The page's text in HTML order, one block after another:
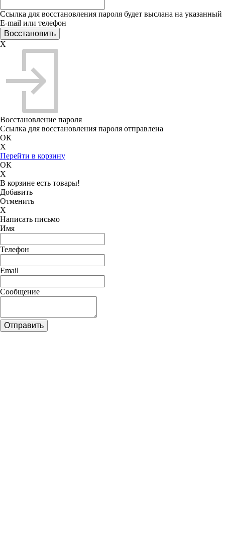
Ссылка для восстановления пароля будет выслана на указанный
E-mail или телефон
X
Восстановление пароля
Ссылка для восстановления пароля отправлена
ОК
X
Перейти в корзину
ОК
X
В корзине есть товары!
Добавить
Отменить
X
Написать письмо
Имя
Телефон
Email
Сообщение